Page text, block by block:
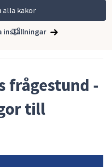
alla kakor
inställningar
frågestund -
till